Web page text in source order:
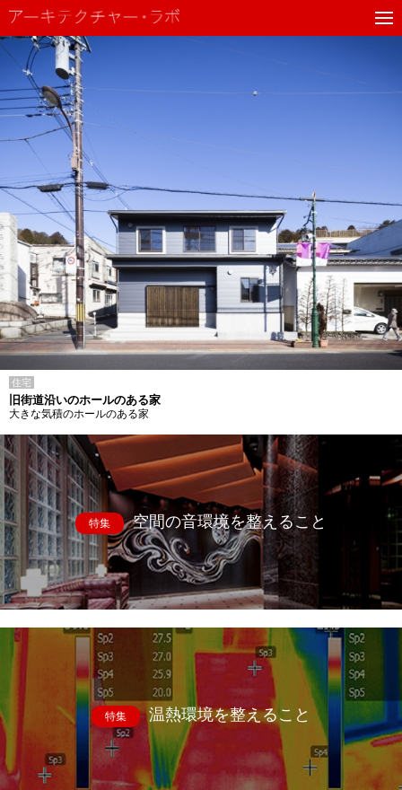
住宅
旧街道沿いのホールのある家
大きな気積のホールのある家
特集 空間の音環境を整えること
特集 温熱環境を整えること